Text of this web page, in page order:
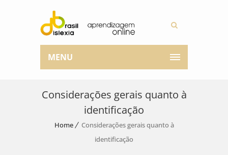
MENU
Considerações gerais quanto à
identificação
Home
Considerações gerais quanto à
identificação